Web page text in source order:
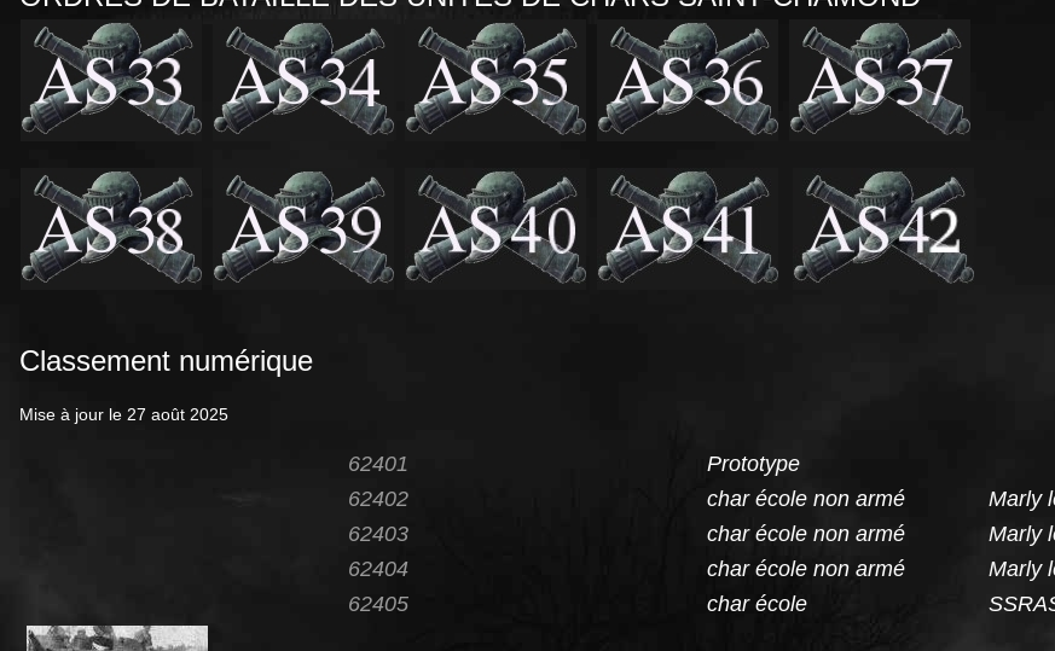
Classement numérique
Mise à jour le 27 août 2025
62401
Prototype
62402
char école non armé
Marly
62403
char école non armé
Marly
62404
char école non armé
Marly
62405
char école